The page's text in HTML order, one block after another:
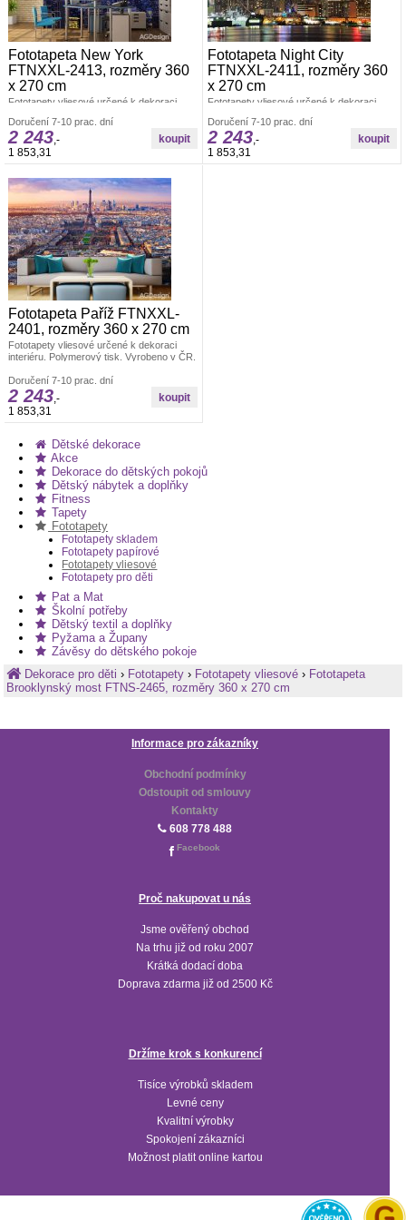
Fototapeta New York
FTNXXL-2413, rozměry 360
x 270 cm
Fototapety vliesové určené k dekoraci
Rozměr: š.360 x v.270 cm. Jednoduché
lepení fototapety ve čtyřech pruzích.
Lepidlo je součástí balení. Lepidlem se
natírá pouze zeď.
Doručení 7-10 prac. dní
2 243,-
1 853,31
Fototapeta Night City
FTNXXL-2411, rozměry 360
x 270 cm
Fototapety vliesové určené k dekoraci
Rozměr: š.360 x v.270 cm. Jednoduché
lepení fototapety ve čtyřech pruzích.
Lepidlo je součástí balení. Lepidlem se
natírá pouze zeď.
Doručení 7-10 prac. dní
2 243,-
1 853,31
Fototapeta Paříž FTNXXL-
2401, rozměry 360 x 270 cm
Fototapety vliesové určené k dekoraci
interiéru. Polymerový tisk. Vyrobeno v ČR.
lepení fototapety ve čtyřech pruzích.
Lepidlo je součástí balení. Lepidlem se
natírá pouze zeď.
Doručení 7-10 prac. dní
2 243,-
1 853,31
Dětské dekorace
Akce
Dekorace do dětských pokojů
Dětský nábytek a doplňky
Fitness
Tapety
Fototapety
Fototapety skladem
Fototapety papírové
Fototapety vliesové
Fototapety pro děti
Pat a Mat
Školní potřeby
Dětský textil a doplňky
Pyžama a Župany
Závěsy do dětského pokoje
Dekorace pro děti› Fototapety › Fototapety vliesové › Fototapeta
Brooklynský most FTNS-2465, rozměry 360 x 270 cm
Informace pro zákazníky
Obchodní podmínky
Odstoupit od smlouvy
Kontakty
608 778 488
Facebook
Proč nakupovat u nás
Jsme ověřený obchod
Na trhu již od roku 2007
Krátká dodací doba
Doprava zdarma již od 2500 Kč
Držíme krok s konkurencí
Tisíce výrobků skladem
Levné ceny
Kvalitní výrobky
Spokojení zákazníci
Možnost platit online kartou